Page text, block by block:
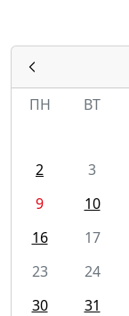
ПН
ВТ
2
3
9
10
16
17
23
24
30
31